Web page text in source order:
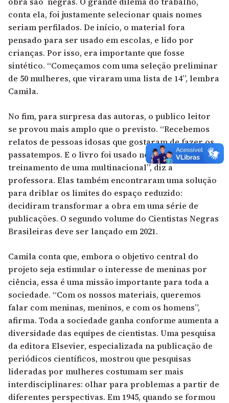
conta ela, foi justamente selecionar quais nomes
seriam perfilados. De início, o material fora
pensado para ser usado em escolas, e lido por
crianças. Por isso, era importante que fosse
sintético. “Começamos com uma seleção preliminar
de 50 mulheres, que viraram uma lista de 14”, lembra
Camila.
No fim, para surpresa das autoras, o publico leitor
se provou mais amplo que o previsto. “Recebemos
relatos de pessoas idosas que gostaram de fazer os
passatempos. E o livro foi usado no programa de
treinamento de uma multinacional”, diz a
professora. Elas também encontraram uma solução
para driblar os limites do espaço reduzido:
decidiram transformar a obra em uma série de
publicações. O segundo volume do Cientistas Negras
Brasileiras deve ser lançado em 2021.
Camila conta que, embora o objetivo central do
projeto seja estimular o interesse de meninas por
ciência, essa é uma missão importante para toda a
sociedade. “Com os nossos materiais, queremos
falar com meninas, meninos, e com os homens”,
afirma. Toda a sociedade ganha conforme aumenta a
diversidade das equipes de cientistas. Umapesquisa
da editora Elsevier, especializada na publicação de
periódicos científicos, mostrou que pesquisas
lideradas por mulheres costumam ser mais
interdisciplinares: olhar para problemas a partir de
diferentes perspectivas. Em 1945, quando se formou